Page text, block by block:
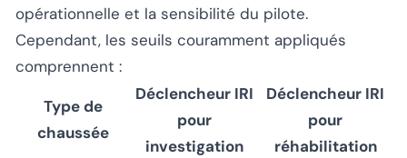
opérationnelle et la sensibilité du pilote.
Cependant, les seuils couramment appliqués
comprennent :
Type de
chaussée
Déclencheur IRI
pour
investigation
Déclencheur IRI
pour
réhabilitation